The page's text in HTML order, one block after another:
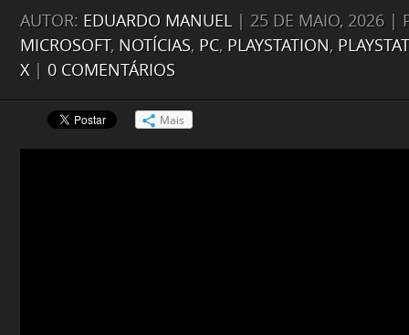
AUTOR: EDUARDO MANUEL | 25 DE MAIO, 2026 |
MICROSOFT, NOTÍCIAS, PC, PLAYSTATION,
X| 0 COMENTÁRIOS
Mais